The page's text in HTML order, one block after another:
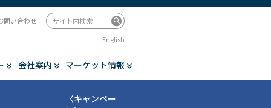
会社案内 マーケット情報
問い合わせ
English
〈キャンペー